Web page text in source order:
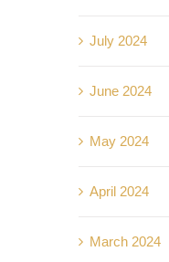
July 2024
June 2024
May 2024
April 2024
March 2024